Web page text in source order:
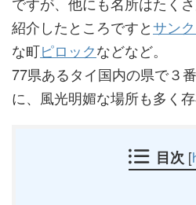
紹介したところですとサン
な町ピロックなどなど。
77県あるタイ国内の県で３
に、風光明媚な場所も多く存
目次 [